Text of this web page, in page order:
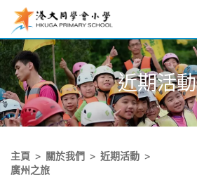
跳至主內容
近期活動
主頁 關於我們
近期活動
廣州之旅